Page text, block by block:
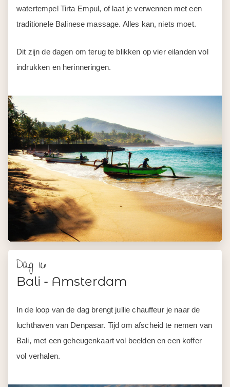
watertempel Tirta Empul, of laat je verwennen met een
traditionele Balinese massage. Alles kan, niets moet.
Dit zijn de dagen om terug te blikken op vier eilanden vol
indrukken en herinneringen.
Dag 16
Bali - Amsterdam
In de loop van de dag brengt jullie chauffeur je naar de
luchthaven van Denpasar. Tijd om afscheid te nemen van
Bali, met een geheugenkaart vol beelden en een koffer
vol verhalen.